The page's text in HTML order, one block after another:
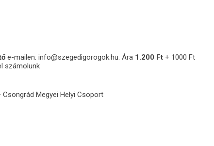
e-mailen: info@szegedigorogok.hu. Ára 1.200 Ft+ 1000 Ft
számolunk
Megyei Helyi Csoport